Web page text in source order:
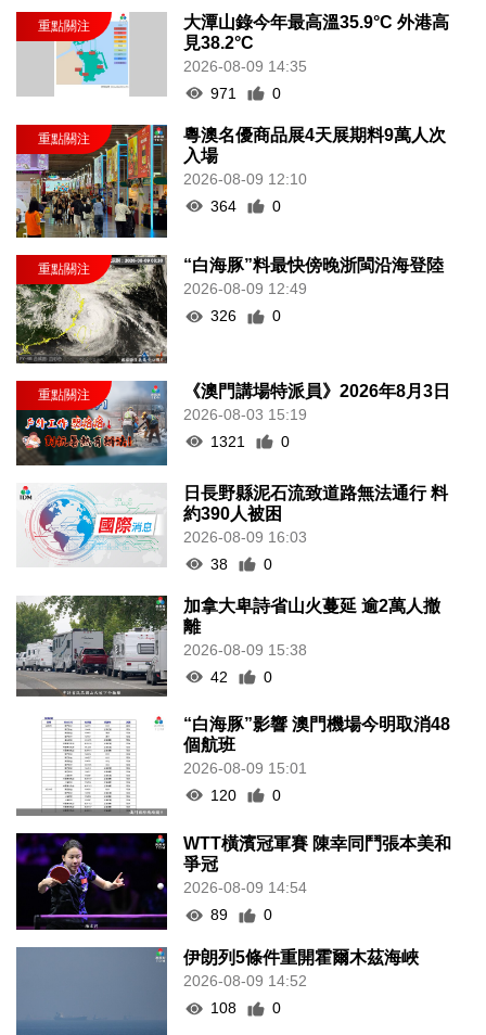
大潭山錄今年最高溫35.9°C 外港高
見38.2°C
2026-08-09 14:35
971
0
粵澳名優商品展4天展期料9萬人次
入場
2026-08-09 12:10
364
0
“白海豚”料最快傍晚浙閩沿海登陸
2026-08-09 12:49
326
0
《澳門講場特派員》2026年8月3日
2026-08-03 15:19
1321
0
日長野縣泥石流致道路無法通行 料
約390人被困
2026-08-09 16:03
38
0
加拿大卑詩省山火蔓延 逾2萬人撤
離
2026-08-09 15:38
42
0
“白海豚”影響 澳門機場今明取消48
個航班
2026-08-09 15:01
120
0
WTT橫濱冠軍賽 陳幸同鬥張本美和
爭冠
2026-08-09 14:54
89
0
伊朗列5條件重開霍爾木茲海峽
2026-08-09 14:52
108
0